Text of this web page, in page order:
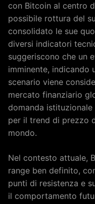
con Bitcoin al centro
possibile rottura del
consolidato le sue
diversi indicatori
suggeriscono che un
imminente, indicando
scenario viene
mercato finanziario
domanda
per il trend di prezzo
mondo.
Nel contesto attuale,
range ben definito,
punti di resistenza e
il comportamento